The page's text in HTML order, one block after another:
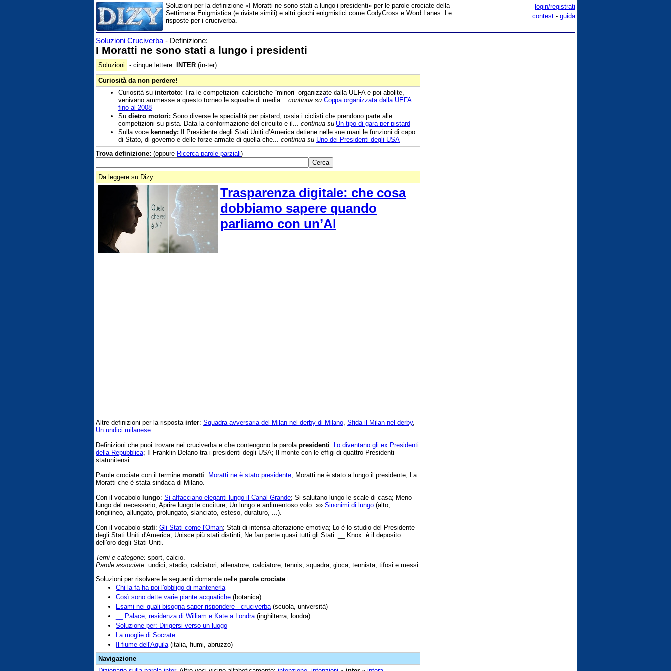
login/registrati
contest - guida
Soluzioni per la definizione «I Moratti ne sono stati a lungo i presidenti» per le parole crociate della
Settimana Enigmistica (e riviste simili) e altri giochi enigmistici come CodyCross e Word Lanes. Le
risposte per i cruciverba.
Soluzioni Cruciverba - Definizione:
I Moratti ne sono stati a lungo i presidenti
Soluzioni - cinque lettere: INTER (ìn-ter)
Curiosità da non perdere!
Curiosità su intertoto: Tra le competizioni calcistiche “minori” organizzate dalla UEFA e poi abolite,
venivano ammesse a questo torneo le squadre di media... continua su Coppa organizzata dalla UEFA
fino al 2008
Su dietro motori: Sono diverse le specialità per pistard, ossia i ciclisti che prendono parte alle
competizioni su pista. Data la conformazione del circuito e il... continua su Un tipo di gara per pistard
Sulla voce kennedy: Il Presidente degli Stati Uniti d’America detiene nelle sue mani le funzioni di capo
di Stato, di governo e delle forze armate di quella che... continua su Uno dei Presidenti degli USA
Trova definizione: (oppure Ricerca parole parziali)
Da leggere su Dizy
Trasparenza digitale: che cosa
dobbiamo sapere quando
parliamo con un’AI
Altre definizioni per la risposta inter: Squadra avversaria del Milan nel derby di Milano Sfida il Milan nel derby,
Un undici milanese
Definizioni che puoi trovare nei cruciverba e che contengono la parola presidenti: Lo diventano gli ex Presidenti
della Repubblica; Il Franklin Delano tra i presidenti degli USA; Il monte con le effigi di quattro Presidenti
statunitensi.
Parole crociate con il termine moratti: Moratti ne è stato presidente; Moratti ne è stato a lungo il presidente; La
Moratti che è stata sindaca di Milano.
Con il vocabolo lungo: Si affacciano eleganti lungo il Canal Grande; Si salutano lungo le scale di casa; Meno
lungo del necessario; Aprire lungo le cuciture; Un lungo e ardimentoso volo. »» Sinonimi di lungo (alto,
longilineo, allungato, prolungato, slanciato, esteso, duraturo, ...).
Con il vocabolo stati: Gli Stati come l'Oman; Stati di intensa alterazione emotiva; Lo è lo studio del Presidente
degli Stati Uniti d'America; Unisce più stati distinti; Ne fan parte quasi tutti gli Stati; __ Knox: è il deposito
dell'oro degli Stati Uniti.
Temi e categorie: sport, calcio.
Parole associate: undici, stadio, calciatori, allenatore, calciatore, tennis, squadra, gioca, tennista, tifosi e messi.
Soluzioni per risolvere le seguenti domande nelle parole crociate:
Chi la fa ha poi l'obbligo di mantenerla
Così sono dette varie piante acquatiche (botanica)
Esami nei quali bisogna saper rispondere - cruciverba (scuola, università)
__ Palace, residenza di William e Kate a Londra (inghilterra, londra)
Soluzione per: Dirigersi verso un luogo
La moglie di Socrate
Il fiume dell'Aquila (italia, fiumi, abruzzo)
Navigazione